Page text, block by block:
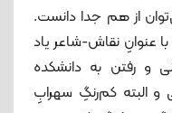
از هم جدا دانست.
عنوانِ نقاش-شاعر یاد
و رفتن به دانشکده
و البته کم‌رنگِ سهرابِ